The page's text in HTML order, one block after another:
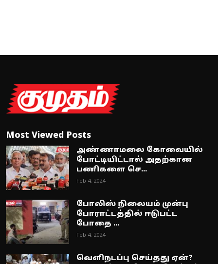
Most Viewed Posts
அண்ணாமலை கோவையில்
போட்டியிட்டால் அதற்கான
பணிகளை செ...
Feb 4, 2024
போலிஸ் நிலையம் முன்பு
போராட்டத்தில் ஈடுபட்ட
போதை ...
Feb 4, 2024
வெளிநடப்பு செய்தது ஏன்?